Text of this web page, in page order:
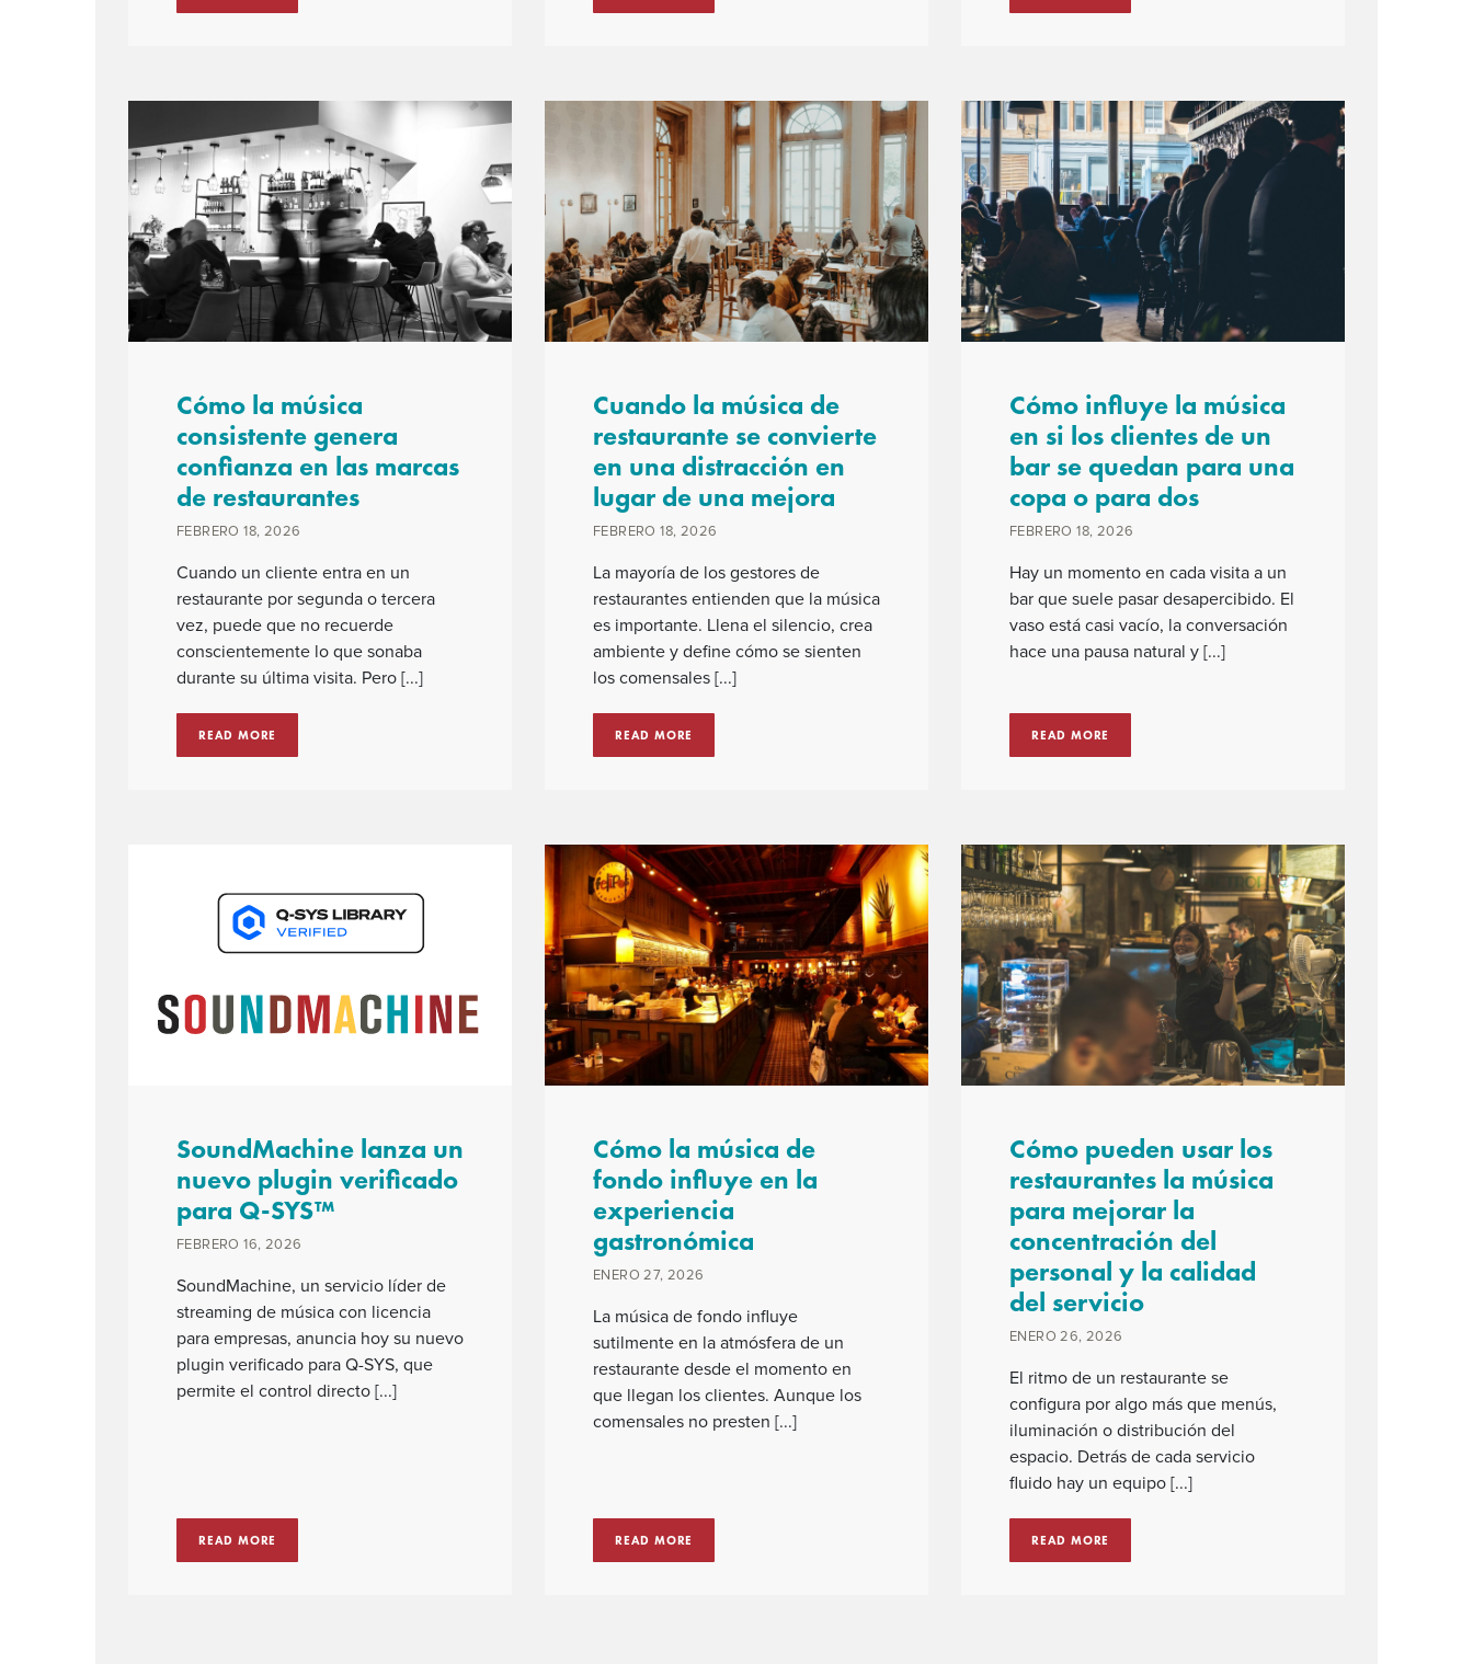
Cómo la música
consistente genera
confianza en las marcas
de restaurantes
FEBRERO 18, 2026
Cuando un cliente entra en un
restaurante por segunda o tercera
vez, puede que no recuerde
conscientemente lo que sonaba
durante su última visita. Pero [...]
READ MORE
Cuando la música de
restaurante se convierte
en una distracción en
lugar de una mejora
FEBRERO 18, 2026
La mayoría de los gestores de
restaurantes entienden que la música
es importante. Llena el silencio, crea
ambiente y define cómo se sienten
los comensales [...]
READ MORE
Cómo influye la música
en si los clientes de un
bar se quedan para una
copa o para dos
FEBRERO 18, 2026
Hay un momento en cada visita a un
bar que suele pasar desapercibido. El
vaso está casi vacío, la conversación
hace una pausa natural y [...]
READ MORE
SoundMachine lanza un
nuevo plugin verificado
para Q-SYS™
FEBRERO 16, 2026
SoundMachine, un servicio líder de
streaming de música con licencia
para empresas, anuncia hoy su nuevo
plugin verificado para Q-SYS, que
permite el control directo [...]
READ MORE
Cómo la música de
fondo influye en la
experiencia
gastronómica
ENERO 27, 2026
La música de fondo influye
sutilmente en la atmósfera de un
restaurante desde el momento en
que llegan los clientes. Aunque los
comensales no presten [...]
READ MORE
Cómo pueden usar los
restaurantes la música
para mejorar la
concentración del
personal y la calidad
del servicio
ENERO 26, 2026
El ritmo de un restaurante se
configura por algo más que menús,
iluminación o distribución del
espacio. Detrás de cada servicio
fluido hay un equipo [...]
READ MORE